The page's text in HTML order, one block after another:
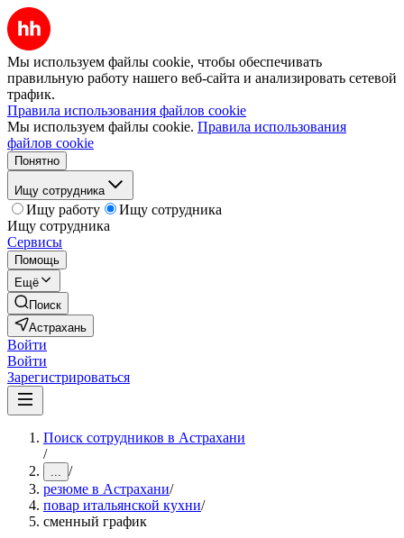
Мы используем файлы cookie, чтобы обеспечивать
правильную работу нашего веб-сайта и анализировать сетевой
трафик.
Правила использования файлов cookie
Мы используем файлы cookie. Правила использования
файлов cookie
Понятно
Ищу сотрудника
Ищу работу
Ищу сотрудника
Ищу сотрудника
Сервисы
Помощь
Ещё
Поиск
Астрахань
Войти
Войти
Зарегистрироваться
Поиск сотрудников в Астрахани
/
... /
резюме в Астрахани/
повар итальянской кухни/
сменный график